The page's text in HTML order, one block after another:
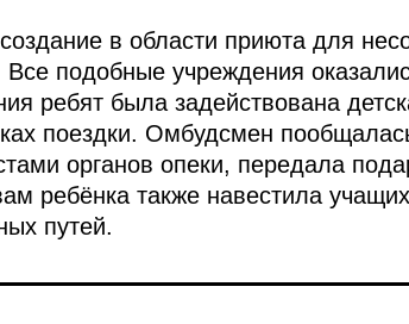
в области приюта для
подобные учреждения
ребят была задействована
поездки. Омбудсмен
органов опеки, передала
ребёнка также навестила
путей.